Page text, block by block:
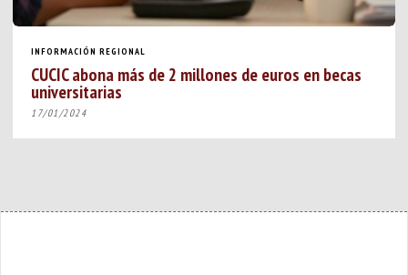
INFORMACIÓN REGIONAL
CUCIC abona más de 2 millones de euros en becas
universitarias
17/01/2024